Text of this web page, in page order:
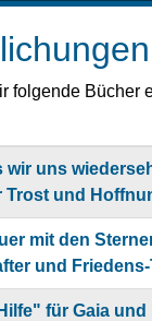
folgende Bücher
wir uns
Trost und
mit den
und
für Gaia